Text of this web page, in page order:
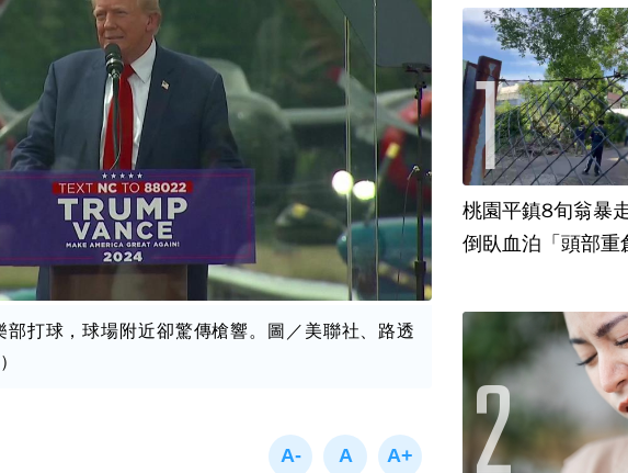
部打球，球場附近卻驚傳槍響。圖／美聯社、路透
桃園平鎮8旬翁暴
倒臥血泊「頭部重